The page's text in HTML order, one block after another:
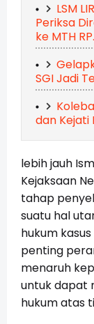
LSM
Periksa
ke MTH
SGI Jadi
dan Kejati
lebih jauh
Kejaksaan
tahap
suatu hal
hukum
penting
menaruh
untuk dapat
hukum atas